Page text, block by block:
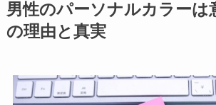
男性のパーソナルカラーは
の理由と真実